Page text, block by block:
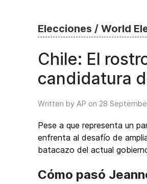
Elecciones / World
Chile: El
candidatura
Written by AP on 28
Pese a que representa un
enfrenta al desafío de
batacazo del actual
Cómo pasó